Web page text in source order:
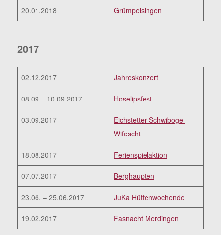
20.01.2018 Grümpelsingen
2017
02.12.2017 Jahreskonzert
08.09 – 10.09.2017 Hoselipsfest
03.09.2017
Eichstetter Schwiboge-
Wifescht
18.08.2017 Ferienspielaktion
07.07.2017 Berghaupten
23.06. – 25.06.2017 JuKa Hüttenwochende
19.02.2017 Fasnacht Merdingen